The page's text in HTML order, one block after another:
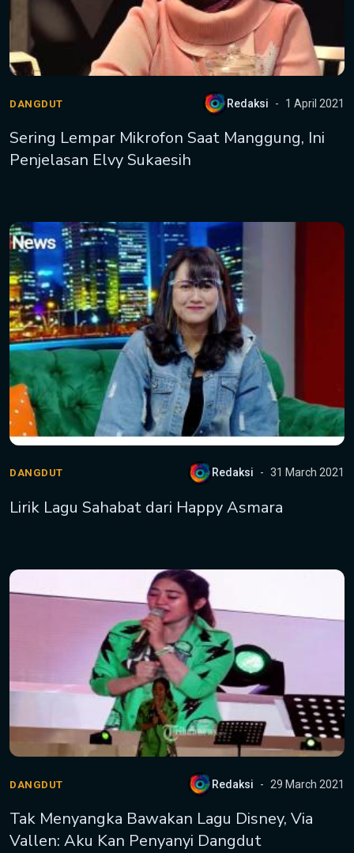
DANGDUT Redaksi 1 April 2021
Sering Lempar Mikrofon Saat Manggung, Ini
Penjelasan Elvy Sukaesih
DANGDUT Redaksi 31 March 2021
Lirik Lagu Sahabat dari Happy Asmara
DANGDUT Redaksi 29 March 2021
Tak Menyangka Bawakan Lagu Disney, Via
Vallen: Aku Kan Penyanyi Dangdut